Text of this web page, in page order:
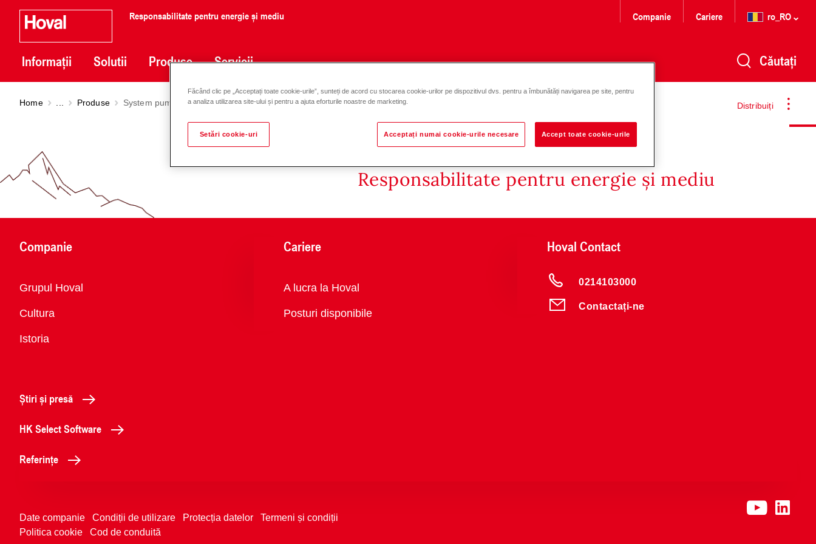
Responsabilitate pentru energie și mediu
Informații Solutii Produse Servicii
Companie Cariere ro_RO
Căutați
Distribuiți
Home Produse System pump set SPS-A DN 15-30
Responsabilitate pentru energie și mediu
Companie
Vedere
Grupul Hoval
Cultura
Istoria
Cariere
Vedere
A lucra la Hoval
Posturi disponibile
Hoval Contact
0214103000
Contactați-ne
Știri și presă
HK Select Software
Referințe
Date companie Condiții de utilizare Protecția datelor
Termeni și condiții
Politica cookie
Cod de conduită
Făcând clic pe „Acceptați toate cookie-urile”, sunteți de acord cu stocarea cookie-urilor pe dispozitivul dvs. pentru a îmbunătăți navigarea pe site, pentru
a analiza utilizarea site-ului și pentru a ajuta eforturile noastre de marketing.
Setări cookie-uri Acceptați numai cookie-urile necesare Accept toate cookie-urile